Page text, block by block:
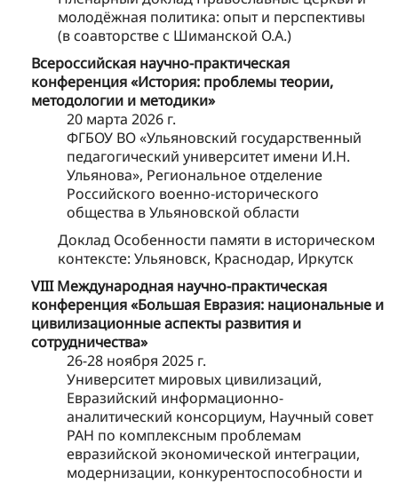
молодёжная политика: опыт и перспективы
(в соавторстве с Шиманской О.А.)
Всероссийская научно-практическая
конференция «История: проблемы теории,
методологии и методики»
20 марта 2026 г.
ФГБОУ ВО «Ульяновский государственный
педагогический университет имени И.Н.
Ульянова», Региональное отделение
Российского военно-исторического
общества в Ульяновской области
Доклад Особенности памяти в историческом
контексте: Ульяновск, Краснодар, Иркутск
VIII Международная научно-практическая
конференция «Большая Евразия: национальные и
цивилизационные аспекты развития и
сотрудничества»
26-28 ноября 2025 г.
Университет мировых цивилизаций,
Евразийский информационно-
аналитический консорциум, Научный совет
РАН по комплексным проблемам
евразийской экономической интеграции,
модернизации, конкурентоспособности и